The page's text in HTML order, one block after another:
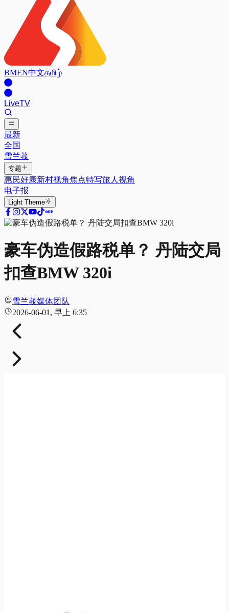
BMEN中文தமிழ்
LiveTV
最新
全国
雪兰莪
专题
惠民好康新村视角焦点特写旅人视角
电子报
Light Theme
豪车伪造假路税单？ 丹陆交局
扣查BMW 320i
雪兰莪媒体团队
2026-06-01, 早上 6:35